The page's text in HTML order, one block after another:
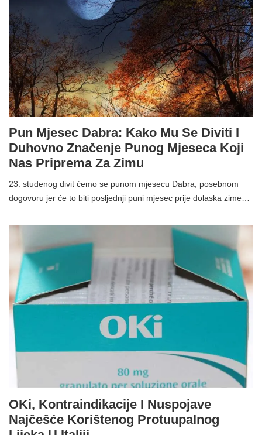
Pun Mjesec Dabra: Kako Mu Se Diviti I
Duhovno Značenje Punog Mjeseca Koji
Nas Priprema Za Zimu
23. studenog divit ćemo se punom mjesecu Dabra, posebnom
dogovoru jer će to biti posljednji puni mjesec prije dolaska zime…
OKi, Kontraindikacije I Nuspojave
Najčešće Korištenog Protuupalnog